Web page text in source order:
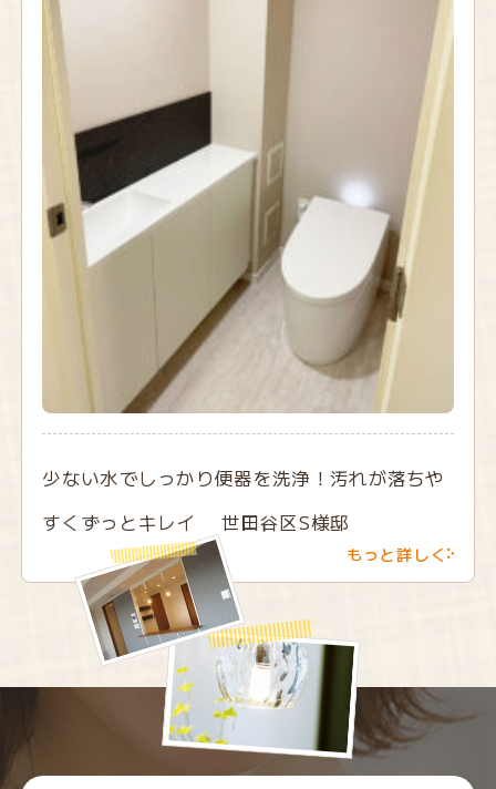
少ない水でしっかり便器を洗浄！汚れが落ちや
すくずっとキレイ 世田谷区S様邸
もっと詳しく